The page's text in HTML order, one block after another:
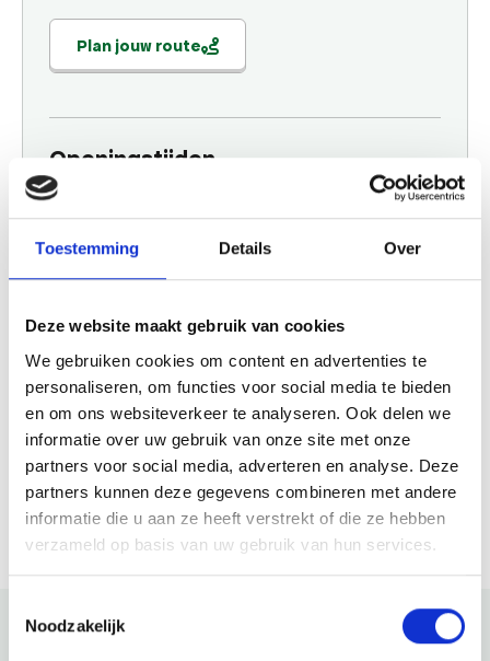
Toestemming Details Over
Deze website maakt gebruik van cookies
We gebruiken cookies om content en advertenties te
personaliseren, om functies voor social media te bieden
en om ons websiteverkeer te analyseren. Ook delen we
informatie over uw gebruik van onze site met onze
partners voor social media, adverteren en analyse. Deze
partners kunnen deze gegevens combineren met andere
informatie die u aan ze heeft verstrekt of die ze hebben
verzameld op basis van uw gebruik van hun services.
Noodzakelijk
Plan jouw route
Openingstijden
Dinsdag09:00 - 18:00
Woensdag
09:00 - 18:00
Zaterdag09:00 - 17:00
Zondag
13:00 - 17:00
Website
Bezoek website